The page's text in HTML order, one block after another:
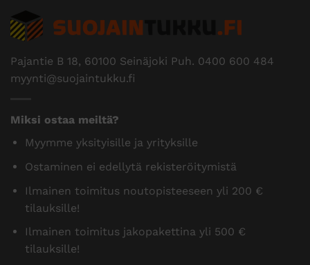
Pajantie B 18, 60100 Seinäjoki Puh. 0400 600 484
myynti@suojaintukku.fi
Miksi ostaa meiltä?
Myymme yksityisille ja yrityksille
Ostaminen ei edellytä rekisteröitymistä
Ilmainen toimitus noutopisteeseen yli 200 €
tilauksille!
Ilmainen toimitus jakopakettina yli 500 €
tilauksille!